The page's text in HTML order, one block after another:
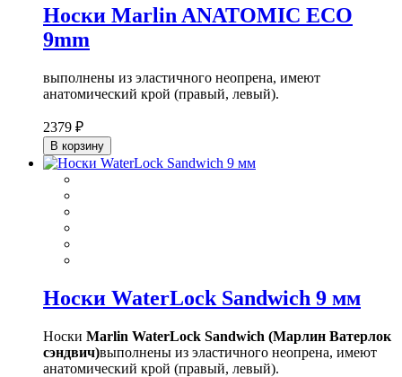
Носки Marlin ANATOMIC ECO
9mm
выполнены из эластичного неопрена, имеют
анатомический крой (правый, левый).
2379 ₽
В корзину
Носки WaterLock Sandwich 9 мм
Носки Marlin WaterLock Sandwich (Марлин Ватерлок
сэндвич)выполнены из эластичного неопрена, имеют
анатомический крой (правый, левый).